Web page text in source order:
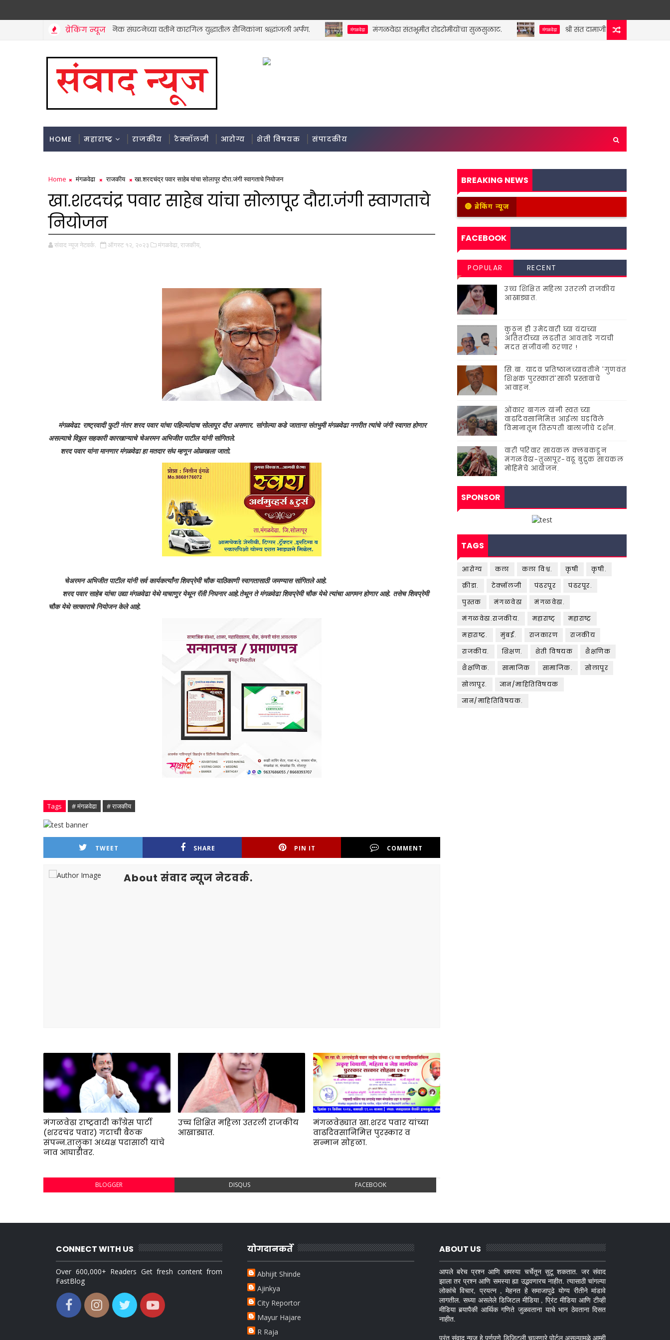
ब्रेकिंग न्यूज
मंगळवेढा माजी सैनिक संघटनेच्या वतीने कारगिल युद्धातील सैनिकांना श्रद्धांजली अर्पण. मंगळवेढा मंगळवेढा संतभूमीत रोडरोमीयोंचा सुळसुळाट. मंगळवेढा श्री संत दामाजी महाविद्यालयात अकरावी
HOME महाराष्ट्र राजकीय टेक्नॉलजी आरोग्य शेती विषयक संपादकीय
Home मंगळवेढा राजकीय खा.शरदचंद्र पवार साहेब यांचा सोलापूर दौरा.जंगी स्वागताचे नियोजन
खा.शरदचंद्र पवार साहेब यांचा सोलापूर दौरा.जंगी स्वागताचे
नियोजन
संवाद न्यूज नेटवर्क. ऑगस्ट १२, २०२३ मंगळवेढा, राजकीय,
मंगळवेढा: राष्ट्रवादी फुटी नंतर शरद पवार यांचा पहिल्यांदाच सोलापूर दौरा असणार. सांगोल्या कडे जाताना संतभुमी मंगळवेढा नगरीत त्यांचे जंगी स्वागत होणार
असल्याचे विठ्ठल सहकारी कारखान्याचे चेअरमन अभिजीत पाटील यांनी सांगितले.
शरद पवार यांना मानणार मंगळवेढा हा मतदार संघ म्हणून ओळखला जातो.
चेअरमन अभिजीत पाटील यांनी सर्व कार्यकर्त्यांना शिवप्रेमी चौक याठिकाणी स्वागतासाठी जमण्यास सांगितले आहे.
शरद पवार साहेब यांचा उद्या मंगळवेढा येथे माचाणुर येथून रॅली निघनार आहे.तेथून ते मंगळवेढा शिवप्रेमी चौक येथे त्यांचा आगमन होणार आहे. तसेच शिवप्रेमी
चौक येथे सत्काराचे नियोजन केले आहे.
Tags # मंगळवेढा # राजकीय
TWEET SHARE PIN IT COMMENT
About संवाद न्यूज नेटवर्क.
मंगळवेढा राष्ट्रवादी काँग्रेस पार्टी
(शरदचंद्र पवार) गटाची बैठक
संपन्न.तालुका अध्यक्ष पदासाठी यांचे
नाव आघाडीवर.
उच्च शिक्षित महिला उतरली राजकीय
आखाड्यात.
मंगळवेढ्यात खा.शरद पवार यांच्या
वाढदिवसानिमित्त पुरस्कार व
सन्मान सोहळा.
BLOGGER DISQUS FACEBOOK
BREAKING NEWS
🔴 ब्रेकिंग न्यूज
FACEBOOK
POPULAR RECENT
उच्च शिक्षित महिला उतरली राजकीय
आखाड्यात.
कुठून ही उमेदवारी घ्या यंदाच्या
अतितटीच्या लढतीत आवताडे गटाची
मदत संजीवनी ठरणार !
सि.बा. यादव प्रतिष्ठानच्यावतीने 'गुणवंत
शिक्षक पुरस्कारां'साठी प्रस्तावाचे
आवाहन.
ओंकार बागल यांनी स्वतःच्या
वाढदिवसानिमित्त आईला घडविले
विमानातून तिरुपती बालाजीचे दर्शन.
वारी परिवार सायकल क्लबकडून
मंगळवेढा-तुळापूर-वढू बुद्रुक सायकल
मोहिमेचे आयोजन.
SPONSOR
TAGS
आरोग्य कला कला विश्व. कृषी
कृषी.
क्रीडा.
टेक्नॉलजी पंढरपूर
पंढरपूर.
पुस्तक
मंगळवेढा
मंगळवेढा.
मंगळवेढा.राजकीय.
महाराष्ट्
महाराष्ट्र
महाराष्ट्र.
मुंबई. राजकारण
राजकीय
राजकीय.
शिक्षण. शेती विषयक
शैक्षणिक
शैक्षणिक.
सामाजिक सामाजिक.
सोलापूर
सोलापूर.
ज्ञान/माहितिविषयक
ज्ञान/माहितिविषयक.
CONNECT WITH US
Over 600,000+ Readers Get fresh content from
FastBlog
योगदानकर्ते
Abhijit Shinde
Ajinkya
City Reportor
Mayur Hajare
R Raja
ABOUT US
आपले बरेच प्रश्न आणि समस्या चर्चेतून सुटू शकतात. जर संवाद
झाला तर प्रश्न आणि समस्या ह्या उद्भवणारच नाहीत. त्यासाठी चांगल्या
लोकांचे विचार, प्रयत्न , मेहनत हे समाजापुढे योग्य रीतीने मांडावे
लागतील. सध्या असलेले डिजिटल मीडिया , प्रिंट मीडिया आणि टीव्ही
मीडिया बर्‍यापैकी आर्थिक गणिते जुळवताना याचे भान ठेवताना दिसत
नाहीत.
परंतु संवाद न्यूज हे पुर्णपणे डिजिटली चालणारे पोर्टल असल्यामुळे आम्ही